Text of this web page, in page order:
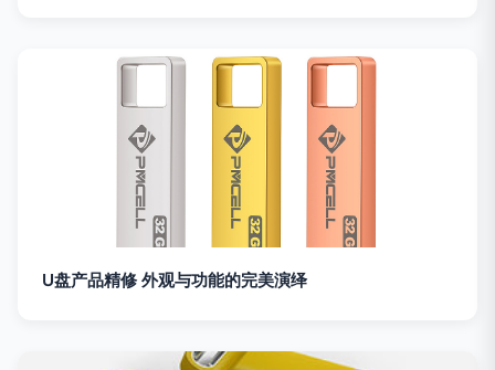
U盘产品精修 外观与功能的完美演绎